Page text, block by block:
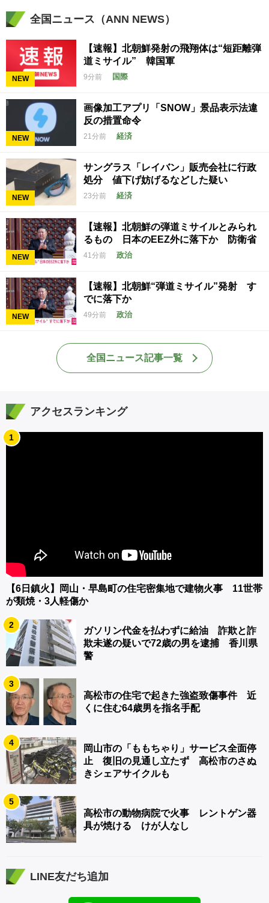
全国ニュース（ANN NEWS）
NEW
【速報】北朝鮮発射の飛翔体は“短距離弾
道ミサイル” 韓国軍
9分前 国際
NEW
画像加工アプリ「SNOW」景品表示法違
反の措置命令
21分前 経済
NEW
サングラス「レイバン」販売会社に行政
処分 値下げ妨げるなどした疑い
23分前 経済
NEW
【速報】北朝鮮の弾道ミサイルとみられ
るもの 日本のEEZ外に落下か 防衛省
41分前 政治
NEW
【速報】北朝鮮“弾道ミサイル”発射 す
でに落下か
49分前 政治
全国ニュース記事一覧
アクセスランキング
1
【6日鎮火】岡山・早島町の住宅密集地で建物火事 11世帯
が類焼・3人軽傷か
2
ガソリン代金を払わずに給油 詐欺と詐
欺未遂の疑いで72歳の男を逮捕 香川県
警
3
高松市の住宅で起きた強盗致傷事件 近
くに住む64歳男を指名手配
4
岡山市の「ももちゃり」サービス全面停
止 復旧の見通し立たず 高松市のさぬ
きシェアサイクルも
5
高松市の動物病院で火事 レントゲン器
具が焼ける けが人なし
LINE友だち追加